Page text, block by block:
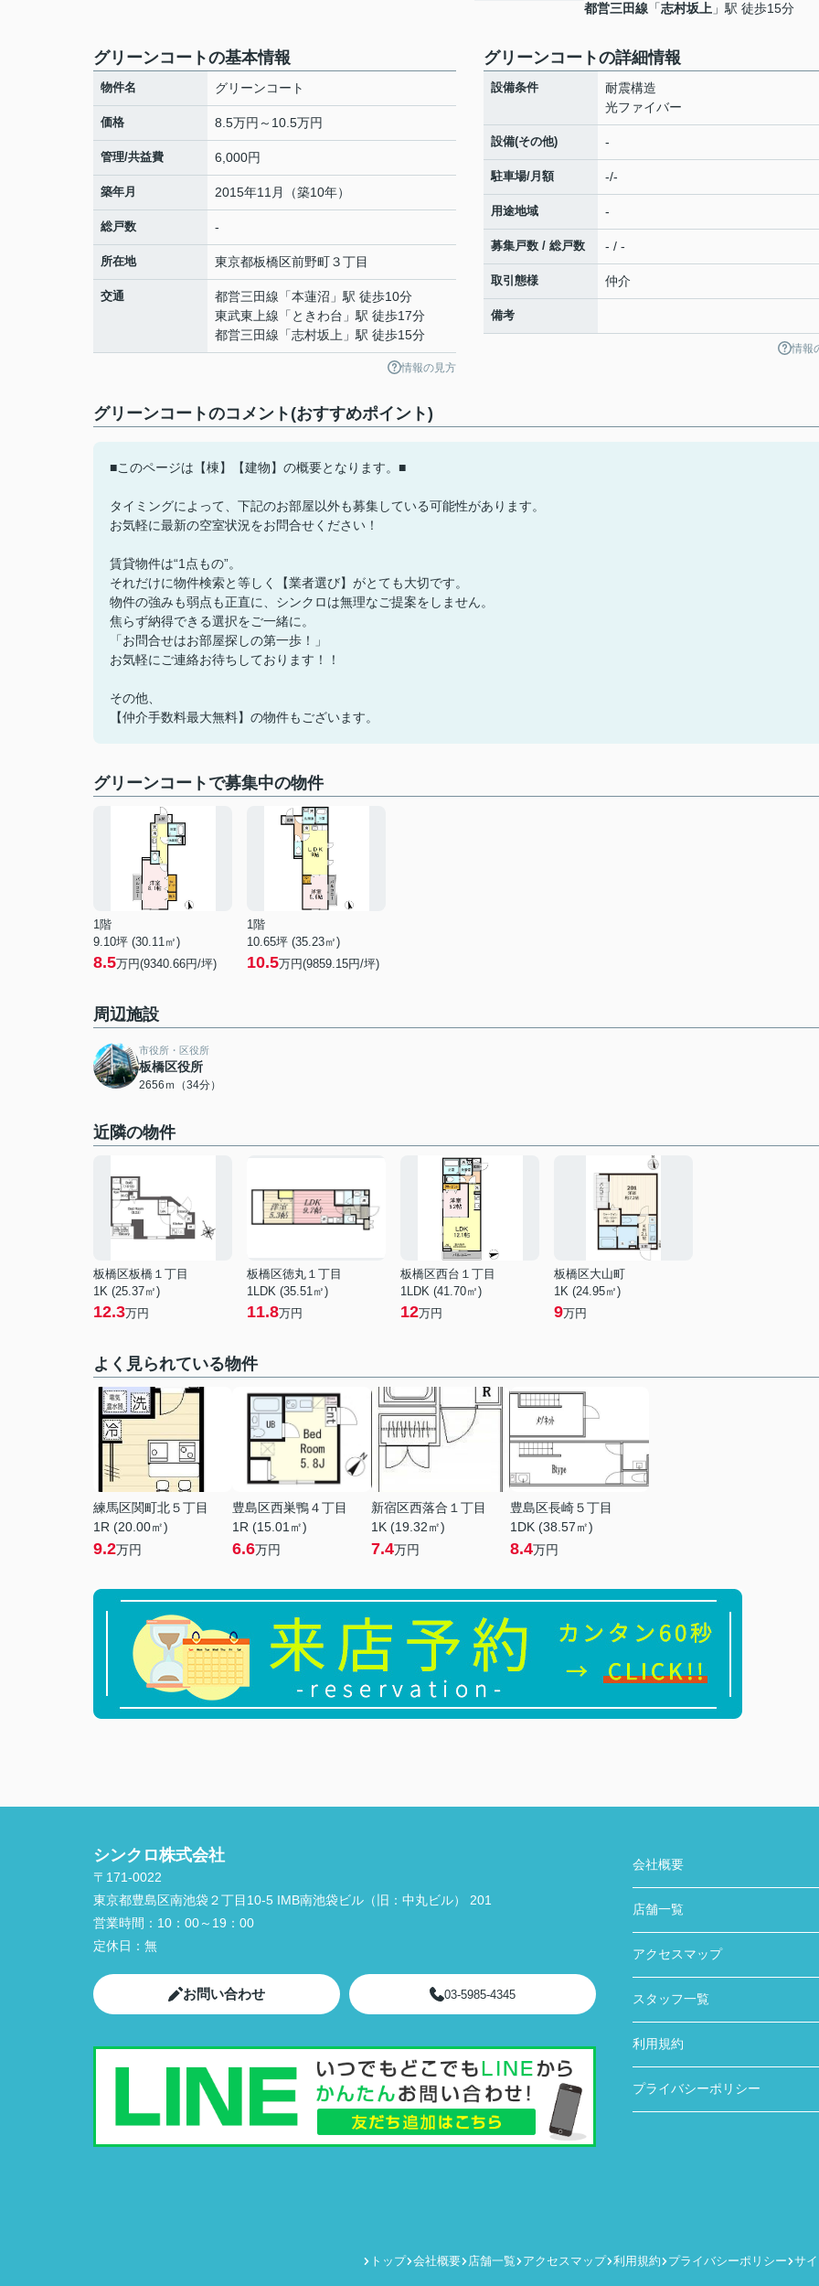
都営三田線 「志村坂上 」駅 徒歩15分
グリーンコートの基本情報
物件名 グリーンコート
価格 8.5万円～10.5万円
管理/共益費 6,000円
築年月 2015年11月（築10年）
総戸数 -
所在地 東京都板橋区前野町３丁目
交通 都営三田線 「本蓮沼 」駅 徒歩10分
東武東上線 「 ときわ台 」駅 徒歩17分
都営三田線 「志村坂上 」駅 徒歩15分
情報の見方
グリーンコートの詳細情報
設備条件
耐震構造
光ファイバー
設備(その他) -
駐車場/月額 -/-
用途地域 -
募集戸数 / 総戸数 - / -
取引態様 仲介
備考
情報
グリーンコートのコメント(おすすめポイント)
■このページは【棟】【建物】の概要となります。■
タイミングによって、下記のお部屋以外も募集している可能性があります。
お気軽に最新の空室状況をお問合せください！
賃貸物件は“1点もの”。
それだけに物件検索と等しく【業者選び】がとても大切です。
物件の強みも弱点も正直に、シンクロは無理なご提案をしません。
焦らず納得できる選択をご一緒に。
「お問合せはお部屋探しの第一歩！」
お気軽にご連絡お待ちしております！！
その他、
【仲介手数料最大無料】の物件もございます。
グリーンコートで募集中の物件
1階
9.10坪 (30.11㎡)
8.5万円(9340.66円/坪)
1階
10.65坪 (35.23㎡)
10.5万円(9859.15円/坪)
周辺施設
市役所・区役所
板橋区役所
2656ｍ（34分）
近隣の物件
板橋区板橋１丁目
1K (25.37㎡)
12.3万円
板橋区徳丸１丁目
1LDK (35.51㎡)
11.8万円
板橋区西台１丁目
1LDK (41.70㎡)
12万円
板橋区大山町
1K (24.95㎡)
9万円
よく見られている物件
練馬区関町北５丁目
1R (20.00㎡)
9.2万円
豊島区西巣鴨４丁目
1R (15.01㎡)
6.6万円
新宿区西落合１丁目
1K (19.32㎡)
7.4万円
豊島区長崎５丁目
1DK (38.57㎡)
8.4万円
シンクロ株式会社
〒171-0022
東京都豊島区南池袋２丁目10-5 IMB南池袋ビル（旧：中丸ビル） 201
営業時間： 10：00～19：00
定休日： 無
お問い合わせ 03-5985-4345
会社概要
店舗一覧
アクセスマップ
スタッフ一覧
利用規約
プライバシーポリシー
トップ 会社概要 店舗一覧 アクセスマップ 利用規約 プライバシーポリシー サ